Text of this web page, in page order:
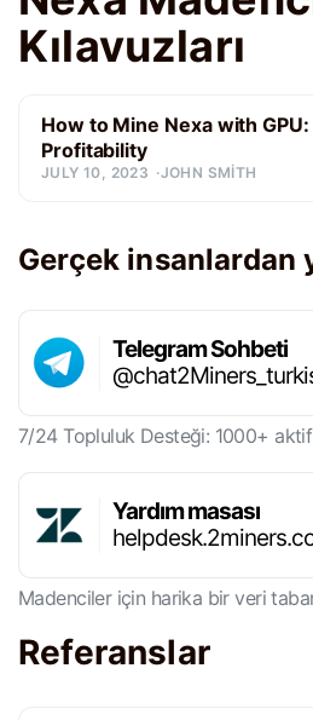
Kılavuzları
How to Mine Nexa with
Profitability
JULY 10, 2023 JOHN SMITH
Gerçek insanlardan
Telegram Sohbeti
7/24 Topluluk Desteği: 1000+
Yardım masası
Madenciler için harika bir veri
Referanslar